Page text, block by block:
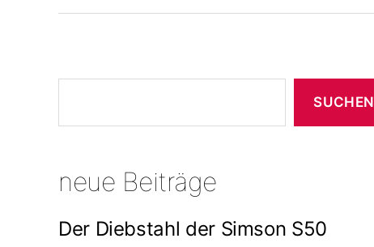
SUCHEN
neue Beiträge
Der Diebstahl der Simson S50